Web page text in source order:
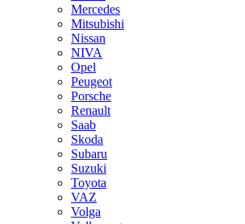
Mercedes
Mitsubishi
Nissan
NIVA
Opel
Peugeot
Porsche
Renault
Saab
Skoda
Subaru
Suzuki
Toyota
VAZ
Volga